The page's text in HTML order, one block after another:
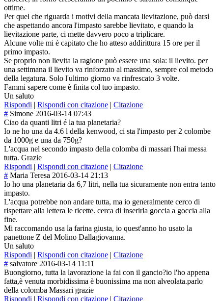
ottime.
Per quel che riguarda i motivi della mancata lievitazione, può darsi
che aspettando ancora l'impasto sarebbe lievitato, e quando la
lievitazione parte, ci mette davvero poco a triplicare.
Alcune volte mi è capitato che ho atteso addirittura 15 ore per il
primo impasto.
Se proprio non lievita la ragione può essere una sola: il lievito. per
una settimana il lievito va rinforzato al massimo, sempre col metodo
della legatura. Solo l'ultimo giorno va rinfrescato 3 volte.
Fammi sapere come è finita col tuo impasto.
Un saluto
Rispondi | Rispondi con citazione | Citazione
# Simone 2016-03-14 07:43
Ciao da quanti litri é la tua planetaria?
Io ne ho una da 4.6 l della kenwood, ci sta l'impasto per 2 colombe
da 1000g e una da 750g?
L'acqua nel secondo impasto della colomba di massari l'hai messa
tutta. Grazie
Rispondi | Rispondi con citazione | Citazione
# Maria Teresa 2016-03-14 21:13
Io ho una planetaria da 6,7 litri, nella tua sicuramente non entra tanto
impasto.
L'acqua potrebbe non andare tutta, ma io generalmente cerco di
rispettare alla lettera le ricette. cerca di inserirla goccia a goccia alla
fine.
Mi raccomando usa la farina giusta, io quest'anno ho usato la
panettone Z del Molino Dallagiovanna.
Un saluto
Rispondi | Rispondi con citazione | Citazione
# salvatore 2016-03-14 11:11
Buongiorno, tutta la lavorazione la fai con il gancio?io l'ho appena
fatta,è venuta morbidissima è buonissima ma non alveolata.parlo
della colomba Massari grazie
Rispondi | Rispondi con citazione | Citazione